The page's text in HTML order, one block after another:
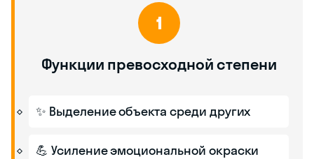
1
Функции превосходной степени
✨ Выделение объекта среди других
💪 Усиление эмоциональной окраски